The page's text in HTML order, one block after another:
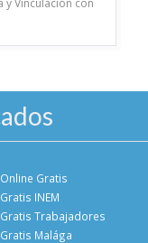
Gratis
INEM
Trabajadores
Malága